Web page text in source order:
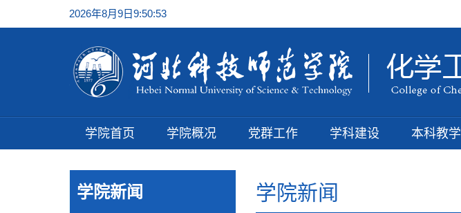
2026年8月9日9:50:53
学院首页 学院概况 党群工作 学科建设 本科教学
学院新闻 学院新闻